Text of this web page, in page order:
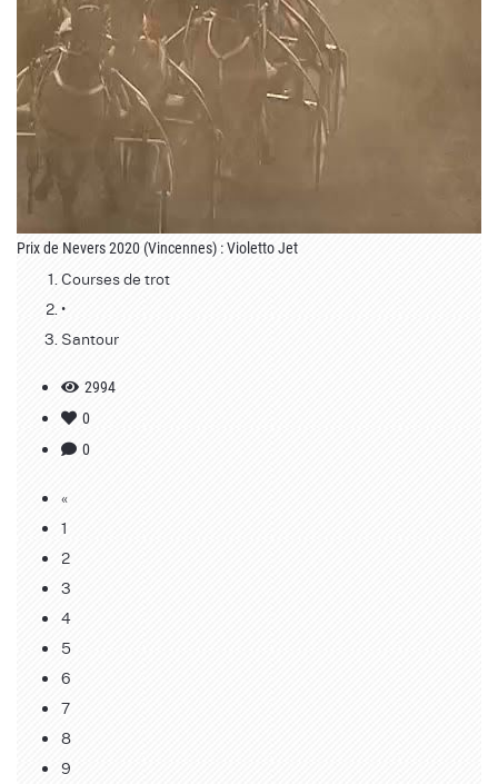
Prix de Nevers 2020 (Vincennes) : Violetto Jet
Courses de trot
•
Santour
2994
0
0
«
1
2
3
4
5
6
7
8
9